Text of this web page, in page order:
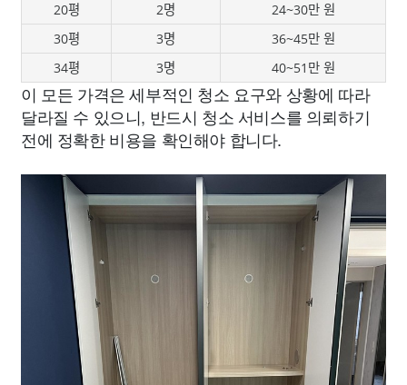
20평
2명
24~30만 원
30평
3명
36~45만 원
34평
3명 40~51만 원
이 모든 가격은 세부적인 청소 요구와 상황에 따라
달라질 수 있으니, 반드시 청소 서비스를 의뢰하기
전에 정확한 비용을 확인해야 합니다.